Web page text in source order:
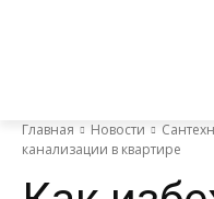
Главная Новости
канализации в квартире